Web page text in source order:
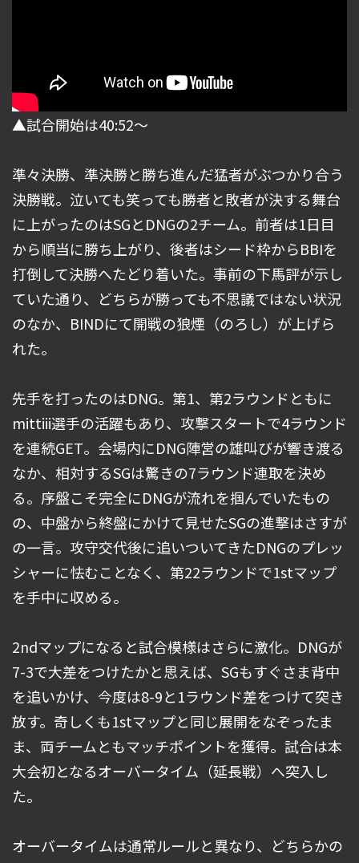
▲試合開始は40:52～
準々決勝、準決勝と勝ち進んだ猛者がぶつかり合う
決勝戦。泣いても笑っても勝者と敗者が決する舞台
に上がったのはSGとDNGの2チーム。前者は1日目
から順当に勝ち上がり、後者はシード枠からBBIを
打倒して決勝へたどり着いた。事前の下馬評が示し
ていた通り、どちらが勝っても不思議ではない状況
のなか、BINDにて開戦の狼煙（のろし）が上げら
れた。
先手を打ったのはDNG。第1、第2ラウンドともに
mittiii選手の活躍もあり、攻撃スタートで4ラウンド
を連続GET。会場内にDNG陣営の雄叫びが響き渡る
なか、相対するSGは驚きの7ラウンド連取を決め
る。序盤こそ完全にDNGが流れを掴んでいたもの
の、中盤から終盤にかけて見せたSGの進撃はさすが
の一言。攻守交代後に追いついてきたDNGのプレッ
シャーに怯むことなく、第22ラウンドで1stマップ
を手中に収める。
2ndマップになると試合模様はさらに激化。DNGが
7-3で大差をつけたかと思えば、SGもすぐさま背中
を追いかけ、今度は8-9と1ラウンド差をつけて突き
放す。奇しくも1stマップと同じ展開をなぞったま
ま、両チームともマッチポイントを獲得。試合は本
大会初となるオーバータイム（延長戦）へ突入し
た。
オーバータイムは通常ルールと異なり、どちらかの